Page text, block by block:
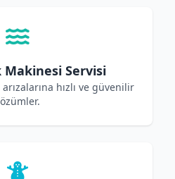
Makinesi Servisi
hızlı ve güvenilir